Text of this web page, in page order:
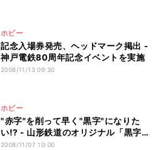
ホビー
記念入場券発売、ヘッドマーク掲出 -
神戸電鉄80周年記念イベントを実施
2008/11/13 09:30
ホビー
"赤字"を削って早く"黒字"になりた
い!? - 山形鉄道のオリジナル「黒字鉛
筆」
2008/11/07 10:00